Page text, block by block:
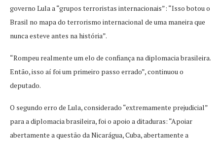
governo Lula a “grupos terroristas internacionais”: “Isso botou o
Brasil no mapa do terrorismo internacional de uma maneira que
nunca esteve antes na história”.
“Rompeu realmente um elo de confiança na diplomacia brasileira.
Então, isso aí foi um primeiro passo errado”, continuou o
deputado.
O segundo erro de Lula, considerado “extremamente prejudicial”
para a diplomacia brasileira, foi o apoio a ditaduras: “Apoiar
abertamente a questão da Nicarágua, Cuba, abertamente a